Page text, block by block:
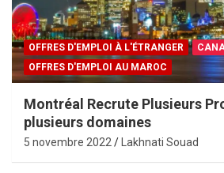
OFFRES D'EMPLOI À L'ÉTRANGER
OFFRES D'EMPLOI AU MAROC
Montréal Recrute Plusieurs
plusieurs domaines
5 novembre 2022 Lakhnati Souad